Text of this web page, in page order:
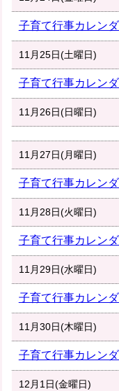
子育て行事カレンダ
11月25日(土曜日)
子育て行事カレンダ
11月26日(日曜日)
11月27日(月曜日)
子育て行事カレンダ
11月28日(火曜日)
子育て行事カレンダ
11月29日(水曜日)
子育て行事カレンダ
11月30日(木曜日)
子育て行事カレンダ
12月1日(金曜日)